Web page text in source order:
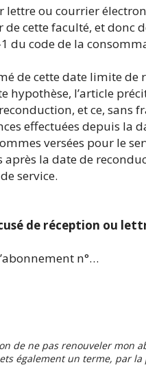
lettre ou courrier
cette faculté, et donc
du code de la
de cette date limite
hypothèse, l’article
et ce, sans
effectuées depuis la
versées pour le
après la date de
service.
de réception ou
n°…
de ne pas renouveler mon
également un terme, par